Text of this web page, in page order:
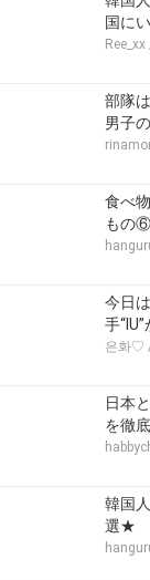
国に
Ree_xx
部隊
男子
食べ
もの⑥
今日
手
은화♡
日本
を徹
韓国
選★